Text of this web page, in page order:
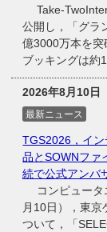
Take-
公開し，「グラ
億3000万本を突
ブッキングは約
2026年8月10日
最新ニュース
TGS2026，イ
品とSOWNファ
続で公式アンバ
コンピュータ
月10日），東京
ついて，「